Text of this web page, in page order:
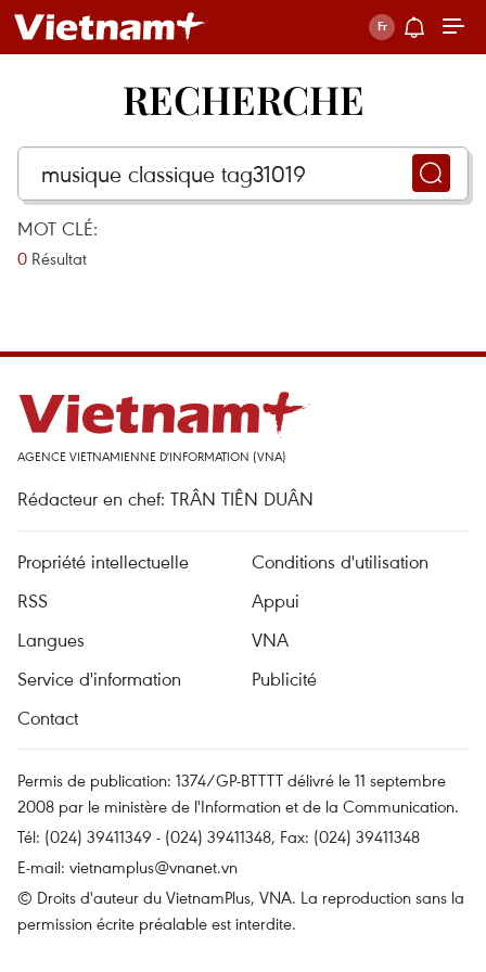
RECHERCHE
MOT CLÉ:
0 Résultat
AGENCE VIETNAMIENNE D'INFORMATION (VNA)
Rédacteur en chef: TRÂN TIÊN DUÂN
Propriété intellectuelle
Conditions d'utilisation
RSS
Appui
Langues
VNA
Service d'information
Publicité
Contact
Permis de publication: 1374/GP-BTTTT délivré le 11 septembre
2008 par le ministère de l'Information et de la Communication.
Tél: (024) 39411349 - (024) 39411348, Fax: (024) 39411348
E-mail: vietnamplus@vnanet.vn
© Droits d'auteur du VietnamPlus, VNA. La reproduction sans la
permission écrite préalable est interdite.